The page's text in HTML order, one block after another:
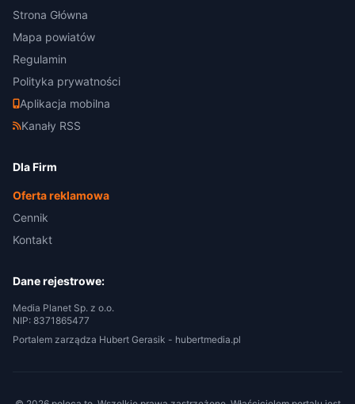
Strona Główna
Mapa powiatów
Regulamin
Polityka prywatności
Aplikacja mobilna
Kanały RSS
Dla Firm
Oferta reklamowa
Cennik
Kontakt
Dane rejestrowe:
Media Planet Sp. z o.o.
NIP: 8371865477
Portalem zarządza Hubert Gerasik - hubertmedia.pl